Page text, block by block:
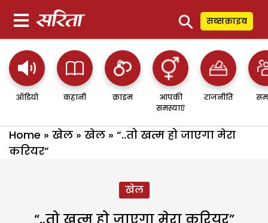
⚲ सब्सक्राइब
ऑडियो कहानी क्राइम
आपकी
समस्याएं
राजनीति
Home » खेल » खेल » “..तो खत्म हो जाएगा मेरा
करियर”
खेल
“..तो खत्म हो जाएगा मेरा करियर”